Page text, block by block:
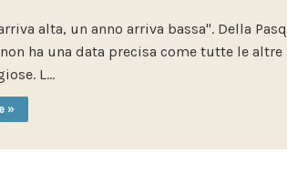
alta, un anno arriva bassa". Della
ha una data precisa come tutte le altre
L…
»